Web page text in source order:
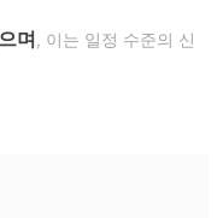
며, 이는 일정 수준의 신
고 있습니다.